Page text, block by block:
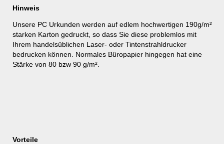
Hinweis
Unsere PC Urkunden werden auf edlem hochwertigen 190g/m²
starken Karton gedruckt, so dass Sie diese problemlos mit
Ihrem handelsüblichen Laser- oder Tintenstrahldrucker
bedrucken können. Normales Büropapier hingegen hat eine
Stärke von 80 bzw 90 g/m².
Vorteile